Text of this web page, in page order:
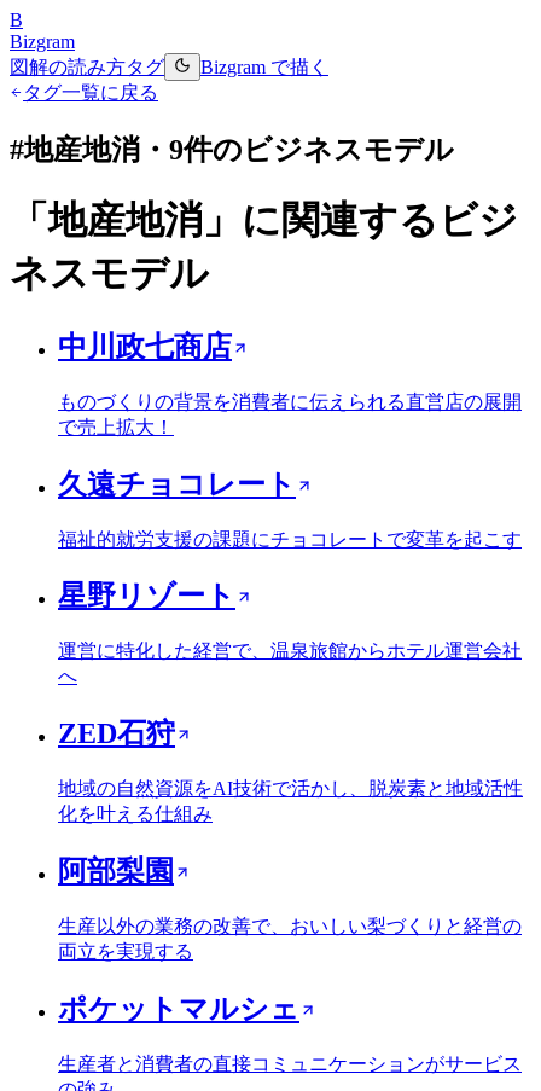
B
Bizgram
図解の読み方タグ
Bizgram で描く
タグ一覧に戻る
#地産地消 ・ 9件のビジネスモデル
「地産地消 」に関連するビジ
ネスモデル
中川政七商店
ものづくりの背景を消費者に伝えられる直営店の展開
で売上拡大！
久遠チョコレート
福祉的就労支援の課題にチョコレートで変革を起こす
星野リゾート
運営に特化した経営で、温泉旅館からホテル運営会社
へ
ZED石狩
地域の自然資源をAI技術で活かし、脱炭素と地域活性
化を叶える仕組み
阿部梨園
生産以外の業務の改善で、おいしい梨づくりと経営の
両立を実現する
ポケットマルシェ
生産者と消費者の直接コミュニケーションがサービス